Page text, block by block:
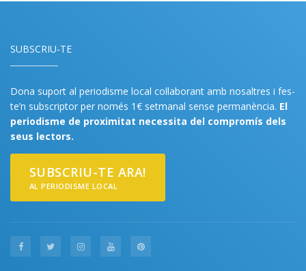
SUBSCRIU-TE
Dona suport al periodisme local col·laborant amb nosaltres i fes-
te’n subscriptor per només 1€ setmanal sense permanència. El
periodisme de proximitat necessita del compromís dels
seus lectors.
SUBSCRIU-TE ARA!
AL PERIODISME LOCAL